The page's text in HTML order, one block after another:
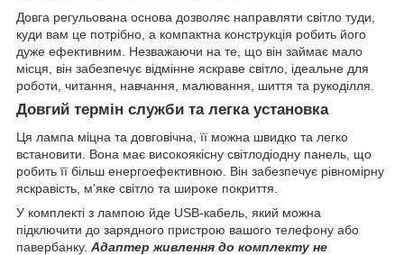
Довга регульована основа дозволяє направляти світло туди,
куди вам це потрібно, а компактна конструкція робить його
дуже ефективним. Незважаючи на те, що він займає мало
місця, він забезпечує відмінне яскраве світло, ідеальне для
роботи, читання, навчання, малювання, шиття та рукоділля.
Довгий термін служби та легка установка
Ця лампа міцна та довговічна, її можна швидко та легко
встановити. Вона має високоякісну світлодіодну панель, що
робить її більш енергоефективною. Він забезпечує рівномірну
яскравість, м'яке світло та широке покриття.
У комплекті з лампою йде USB-кабель, який можна
підключити до зарядного пристрою вашого телефону або
павербанку. Адаптер живлення до комплекту не